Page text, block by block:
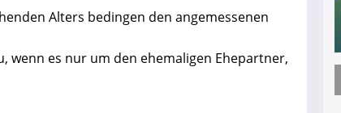
Alters bedingen den angemessenen
wenn es nur um den ehemaligen Ehepartner,